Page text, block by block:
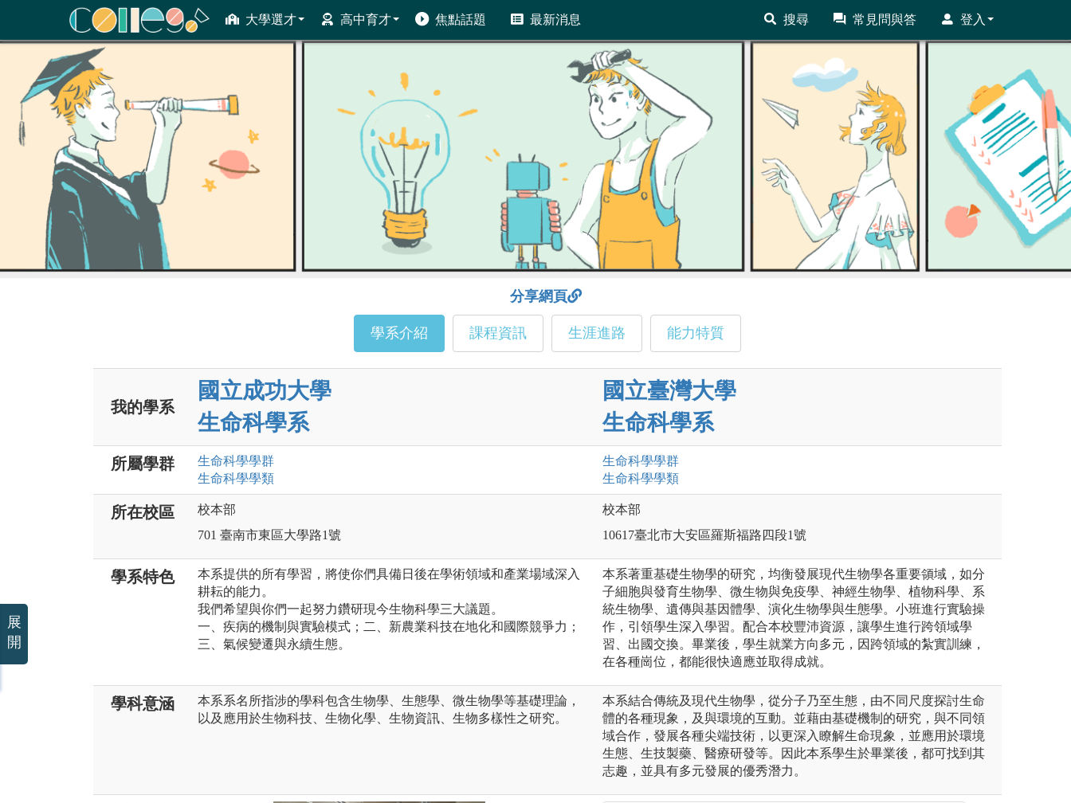
大學選才 高中育才 焦點話題 最新消息 搜尋 常見問與答 登入
ColleGo! 大學選才與高中育才輔助系統
分享網頁
學系介紹 課程資訊 生涯進路 能力特質
我的學系
國立成功大學
生命科學系
國立臺灣大學
生命科學系
所屬學群 生命科學學群
生命科學學類
生命科學學群
生命科學學類
所在校區
校本部
701 臺南市東區大學路1號
校本部
10617臺北市大安區羅斯福路四段1號
學系特色
本系提供的所有學習，將使你們具備日後在學術領域和產業場域深入
耕耘的能力。
我們希望與你們一起努力鑽研現今生物科學三大議題。
一、疾病的機制與實驗模式；二、新農業科技在地化和國際競爭力；
三、氣候變遷與永續生態。
本系著重基礎生物學的研究，均衡發展現代生物學各重要領域，如分
子細胞與發育生物學、微生物與免疫學、神經生物學、植物科學、系
統生物學、遺傳與基因體學、演化生物學與生態學。小班進行實驗操
作，引領學生深入學習。配合本校豐沛資源，讓學生進行跨領域學
習、出國交換。畢業後，學生就業方向多元，因跨領域的紮實訓練，
在各種崗位，都能很快適應並取得成就。
學科意涵
本系系名所指涉的學科包含生物學、生態學、微生物學等基礎理論，
以及應用於生物科技、生物化學、生物資訊、生物多樣性之研究。
本系結合傳統及現代生物學，從分子乃至生態，由不同尺度探討生命
體的各種現象，及與環境的互動。並藉由基礎機制的研究，與不同領
域合作，發展各種尖端技術，以更深入瞭解生命現象，並應用於環境
生態、生技製藥、醫療研發等。因此本系學生於畢業後，都可找到其
志趣，並具有多元發展的優秀潛力。
展
開